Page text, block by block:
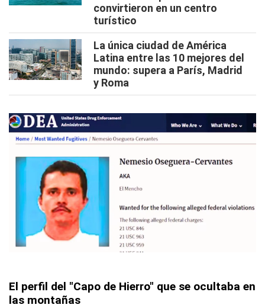
convirtieron en un centro
turístico
La única ciudad de América
Latina entre las 10 mejores del
mundo: supera a París, Madrid
y Roma
El perfil del "Capo de Hierro" que se ocultaba en
las montañas